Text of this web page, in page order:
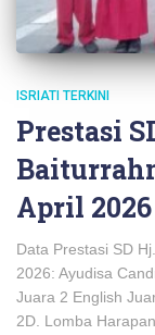
ISRIATI TERKINI
Prestasi
April 2026
Data Prestasi SD
2026: Ayudisa
Juara 2 English
2D. Lomba